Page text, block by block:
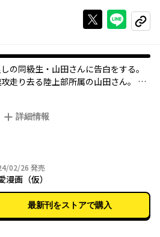
Xで投稿する
ライン
コピー
の同級生・山田さんに告白をする。
走り去る陸上部所属の山田さん。 山
が常につきまとうようになり…？ 田
詳細情報
02/26 2024年02月26日
発売
漫画（仮）
最新刊をストアで購入